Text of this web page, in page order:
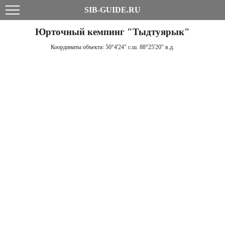
SIB-GUIDE.RU
Юрточный кемпинг "Тыдтуярык"
Координаты объекта: 50°4'24" с.ш. 88°25'20" в.д.